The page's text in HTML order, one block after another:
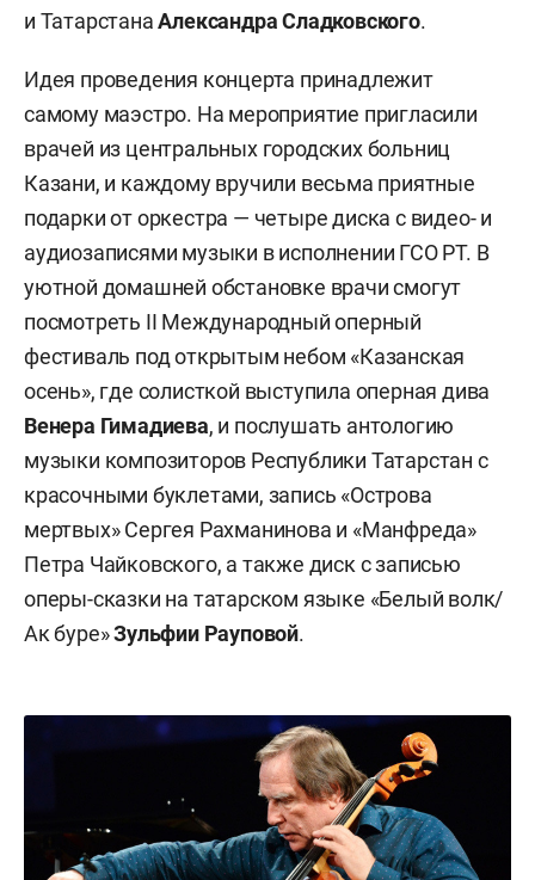
и ТатарстанаАлександра Сладковского.
Идея проведения концерта принадлежит
самому маэстро. На мероприятие пригласили
врачей из центральных городских больниц
Казани, и каждому вручили весьма приятные
подарки от оркестра — четыре диска с видео- и
аудиозаписями музыки в исполнении ГСО РТ. В
уютной домашней обстановке врачи смогут
посмотреть II Международный оперный
фестиваль под открытым небом «Казанская
осень», где солисткой выступила оперная дива
Венера Гимадиева, и послушать антологию
музыки композиторов Республики Татарстан с
красочными буклетами, запись «Острова
мертвых» Сергея Рахманинова и «Манфреда»
Петра Чайковского, а также диск с записью
оперы-сказки на татарском языке «Белый волк/
Ак буре»Зульфии Рауповой.